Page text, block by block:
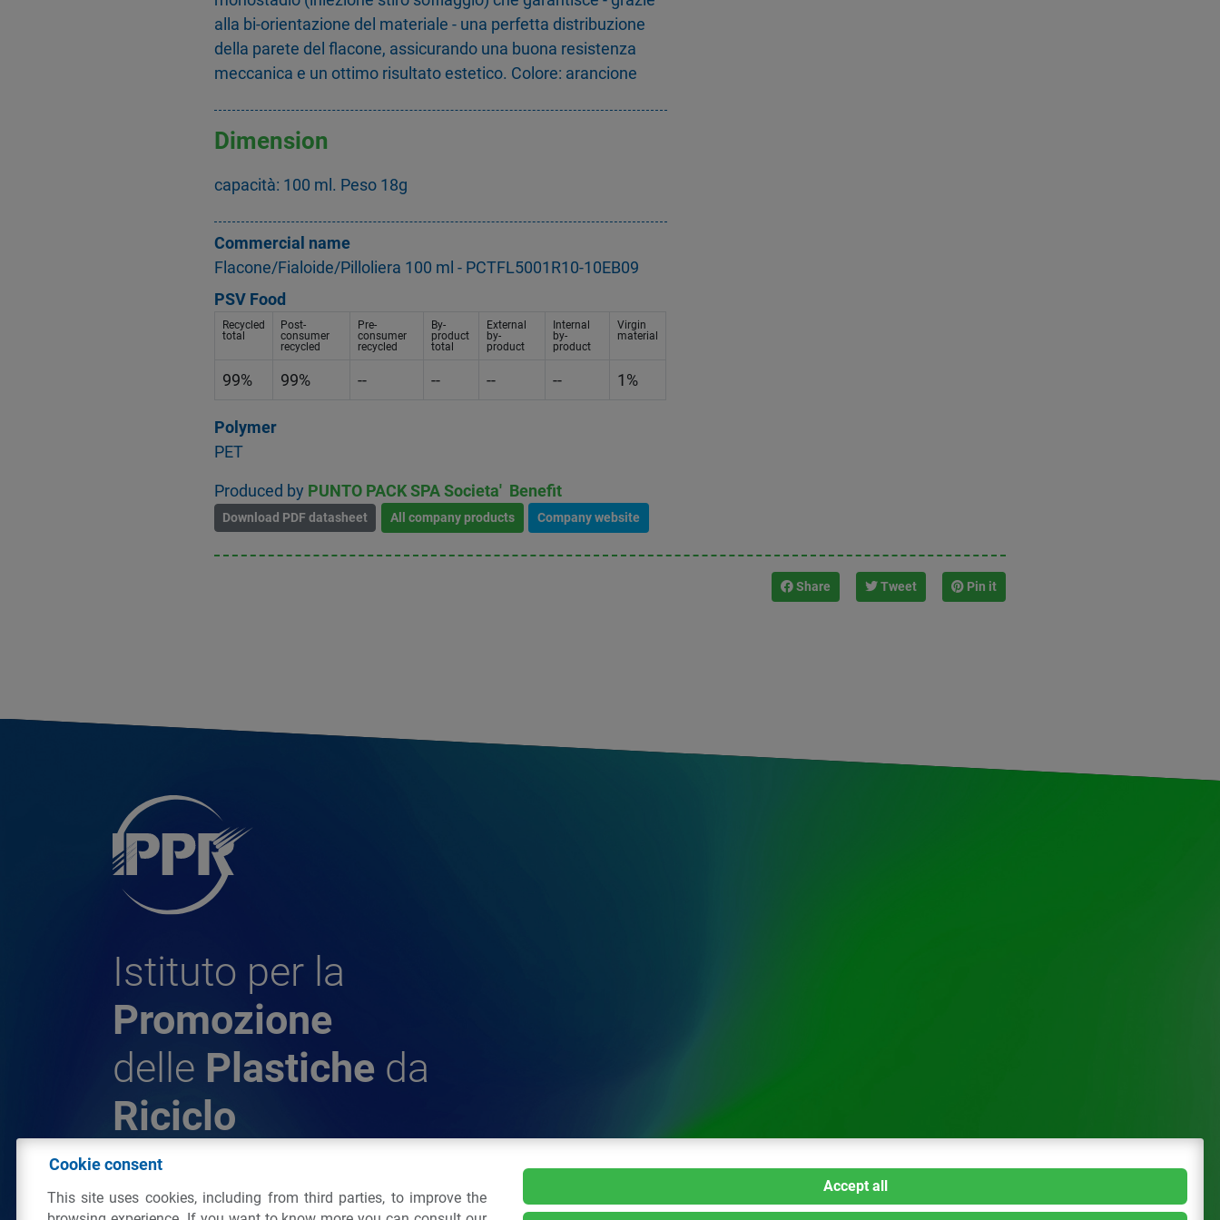
alla bi-orientazione del materiale - una perfetta distribuzione
della parete del flacone, assicurando una buona resistenza
meccanica e un ottimo risultato estetico. Colore: arancione
Dimension
capacità: 100 ml. Peso 18g
Commercial name
Flacone/Fialoide/Pilloliera 100 ml - PCTFL5001R10-10EB09
PSV Food
Recycled
total
Post-
consumer
recycled
Pre-
consumer
recycled
By-
product
total
External
by-
product
Internal
by-
product
Virgin
material
99% 99% -- -- -- -- 1%
Polymer
PET
Produced by PUNTO PACK SPA Societa' Benefit
Download PDF datasheet All company products Company website
Share Tweet Pin it
Istituto per la
Promozione
delle Plastiche da
Riciclo
da Riciclo
Cookie consent
This site uses cookies, including from third parties, to improve the
Accept all